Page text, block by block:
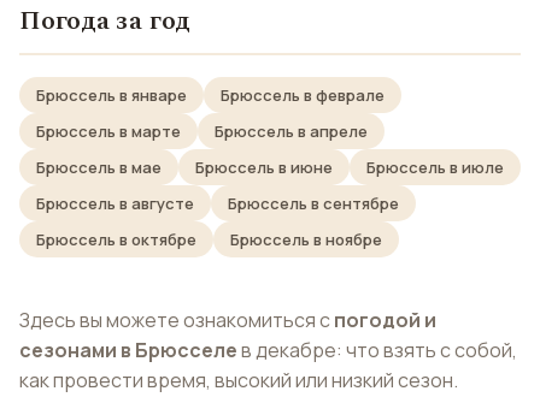
Погода за год
Брюссель в январе
Брюссель в феврале
Брюссель в марте
Брюссель в апреле
Брюссель в мае
Брюссель в июне
Брюссель в июле
Брюссель в августе
Брюссель в сентябре
Брюссель в октябре
Брюссель в ноябре
Здесь вы можете ознакомиться спогодой и
сезонами в Брюсселев декабре: что взять с собой,
как провести время, высокий или низкий сезон.